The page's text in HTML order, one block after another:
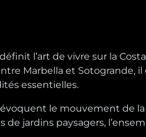
l’art de vivre sur la
Marbella et Sotogrande,
essentielles.
le mouvement de
jardins paysagers,